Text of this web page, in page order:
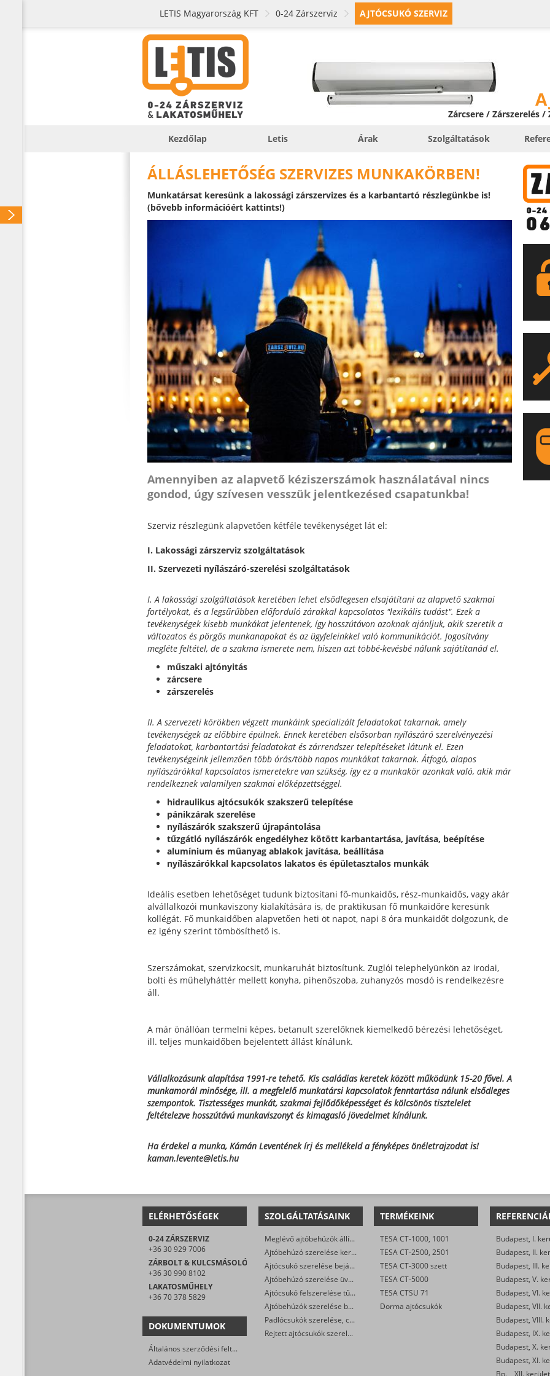
LETIS Magyarország KFT 0-24 Zárszerviz AJTÓCSUKÓ SZERVIZ
Zárcsere / Zárszerelés
Kezdőlap Letis Árak Szolgáltatások
ÁLLÁSLEHETŐSÉG SZERVIZES MUNKAKÖRBEN!
Munkatársat keresünk a lakossági zárszervizes és a karbantartó részlegünkbe is!
(bővebb információért kattints!)
Amennyiben az alapvető kéziszerszámok használatával nincs
gondod, úgy szívesen vesszük jelentkezésed csapatunkba!
Szerviz részlegünk alapvetően kétféle tevékenységet lát el:
I. Lakossági zárszerviz szolgáltatások
II. Szervezeti nyílászáró-szerelési szolgáltatások
I. A lakossági szolgáltatások keretében lehet elsődlegesen elsajátítani az alapvető szakmai
fortélyokat, és a legsűrűbben előforduló zárakkal kapcsolatos "lexikális tudást". Ezek a
tevékenységek kisebb munkákat jelentenek, így hosszútávon azoknak ajánljuk, akik szeretik a
változatos és pörgős munkanapokat és az ügyfeleinkkel való kommunikációt. Jogosítvány
megléte feltétel, de a szakma ismerete nem, hiszen azt többé-kevésbé nálunk sajátítanád el.
műszaki ajtónyitás
zárcsere
zárszerelés
II. A szervezeti körökben végzett munkáink specializált feladatokat takarnak, amely
tevékenységek az előbbire épülnek. Ennek keretében elsősorban nyílászáró szerelvényezési
feladatokat, karbantartási feladatokat és zárrendszer telepítéseket látunk el. Ezen
tevékenységeink jellemzően több órás/több napos munkákat takarnak. Átfogó, alapos
nyílászárókkal kapcsolatos ismeretekre van szükség, így ez a munkakör azonkak való, akik már
rendelkeznek valamilyen szakmai előképzettséggel.
hidraulikus ajtócsukók szakszerű telepítése
pánikzárak szerelése
nyílászárók szakszerű újrapántolása
tűzgátló nyílászárók engedélyhez kötött karbantartása, javítása, beépítése
alumínium és műanyag ablakok javítása, beállítása
nyílászárókkal kapcsolatos lakatos és épületasztalos munkák
Ideális esetben lehetőséget tudunk biztosítani fő-munkaidős, rész-munkaidős, vagy akár
alvállalkozói munkaviszony kialakítására is, de praktikusan fő munkaidőre keresünk
kollégát. Fő munkaidőben alapvetően heti öt napot, napi 8 óra munkaidőt dolgozunk, de
ez igény szerint tömbösíthető is.
Szerszámokat, szervizkocsit, munkaruhát biztosítunk. Zuglói telephelyünkön az irodai,
bolti és műhelyháttér mellett konyha, pihenőszoba, zuhanyzós mosdó is rendelkezésre
áll.
A már önállóan termelni képes, betanult szerelőknek kiemelkedő bérezési lehetőséget,
ill. teljes munkaidőben bejelentett állást kínálunk.
Vállalkozásunk alapítása 1991-re tehető. Kis családias keretek között működünk 15-20 fővel. A
munkamorál minősége, ill. a megfelelő munkatársi kapcsolatok fenntartása nálunk elsődleges
szempontok. Tisztességes munkát, szakmai fejlődőképességet és kölcsönös tisztelelet
feltételezve hosszútávú munkaviszonyt és kimagasló jövedelmet kínálunk.
Ha érdekel a munka, Kámán Leventének írj és mellékeld a fényképes önéletrajzodat is!
kaman.levente@letis.hu
ELÉRHETŐSÉGEK
0-24 ZÁRSZERVIZ
+36 30 929 7006
ZÁRBOLT & KULCSMÁSOLÓ
+36 30 990 8102
LAKATOSMŰHELY
+36 70 378 5829
DOKUMENTUMOK
Általános szerződési feltételek
Adatvédelmi nyilatkozat
SZOLGÁLTATÁSAINK
Meglévő ajtóbehúzók állítása, javítása
Ajtóbehúzó szerelése kertkapukra
Ajtócsukó szerelése bejárati ajtókra, kapukra
Ajtóbehúzó szerelése üvegajtóra
Ajtócsukó felszerelése tűzgátló ajtókra
Ajtóbehúzók szerelése beltéri ajtókra
Padlócsukók szerelése, cseréje
Rejtett ajtócsukók szerelése, cseréje
TERMÉKEINK
TESA CT-1000, 1001
TESA CT-2500, 2501
TESA CT-3000 szett
TESA CT-5000
TESA CTSU 71
Dorma ajtócsukók
Budapest, I.
Budapest, II.
Budapest, III.
Budapest, V.
Budapest, VI.
Budapest, VII.
Budapest, VIII.
Budapest, IX.
Budapest, X.
Budapest, XI.